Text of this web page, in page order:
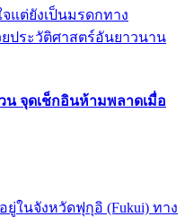
แต่ยังเป็นมรดกทาง
ระวัติศาสตร์อันยาวนาน
น จุดเช็กอินห้ามพลาดเมื่อ
ยู่ในจังหวัดฟุกุอิ (Fukui) ทาง